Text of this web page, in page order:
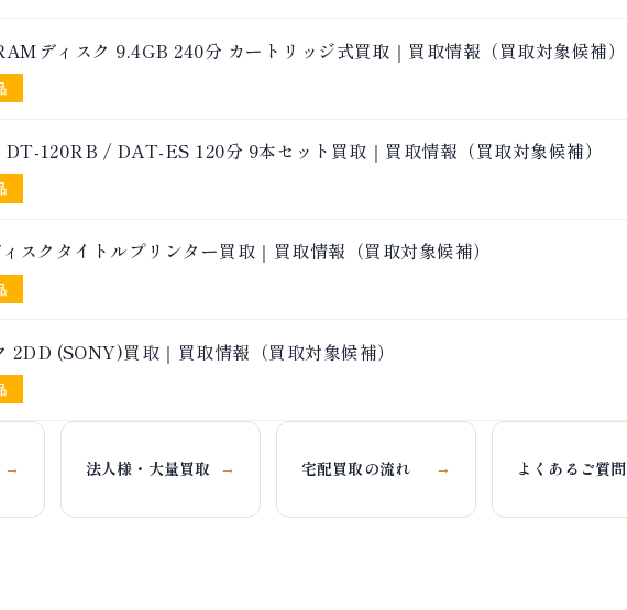
ディスク 9.4GB 240分 カートリッジ式買取｜買取情報（買取対象候補）
120RB / DAT-ES 120分 9本セット買取｜買取情報（買取対象候補）
スクタイトルプリンター買取｜買取情報（買取対象候補）
2DD (SONY)買取｜買取情報（買取対象候補）
→ 法人様・大量買取 → 宅配買取の流れ → よくあるご質問